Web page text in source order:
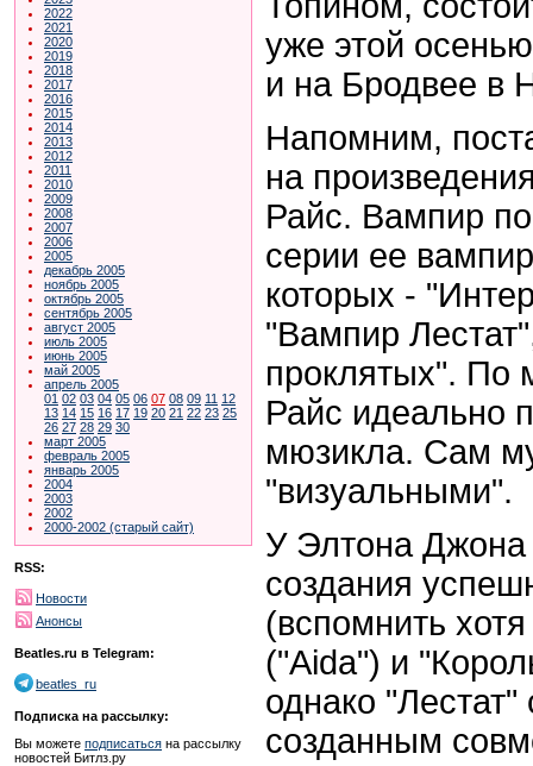
2022
2021
2020
2019
2018
2017
2016
2015
2014
2013
2012
2011
2010
2009
2008
2007
2006
2005
декабрь 2005
ноябрь 2005
октябрь 2005
сентябрь 2005
август 2005
июль 2005
июнь 2005
май 2005
апрель 2005
01 02 03 04 05 06 07 08 09 11 12
13 14 15 16 17 19 20 21 22 23 25
26 27 28 29 30
март 2005
февраль 2005
январь 2005
2004
2003
2002
2000-2002 (старый сайт)
RSS:
Новости
Анонсы
Beatles.ru в Telegram:
beatles_ru
Подписка на рассылку:
Вы можете подписаться на рассылку
новостей Битлз.ру
уже этой
и на Бродвее в
Напомним,
на
Райс. Вампир
серии ее
которых -
"Вампир
проклятых". По
Райс идеально
мюзикла. Сам
"визуальными".
У Элтона Джона
создания
(вспомнить
("Aida") и
однако
созданным